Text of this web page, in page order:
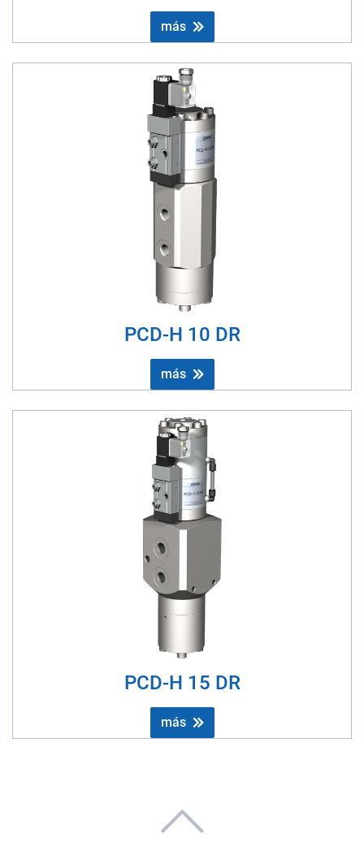
más
PCD-H 10 DR
más
PCD-H 15 DR
más